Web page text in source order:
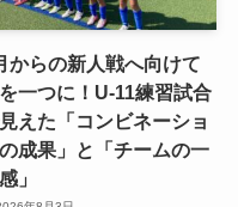
からの新人戦へ向けて
一つに！U-11練習試合
えた「コンビネーショ
成果」と「チームの一
」